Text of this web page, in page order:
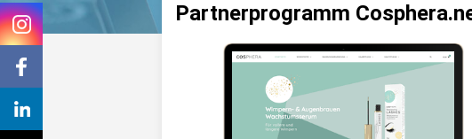
Partnerprogramm